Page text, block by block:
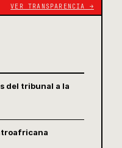
VER TRANSPARENCIA →
del tribunal a la